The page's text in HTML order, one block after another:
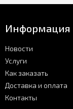
Информация
Новости
Услуги
Как заказать
Доставка и оплата
Контакты